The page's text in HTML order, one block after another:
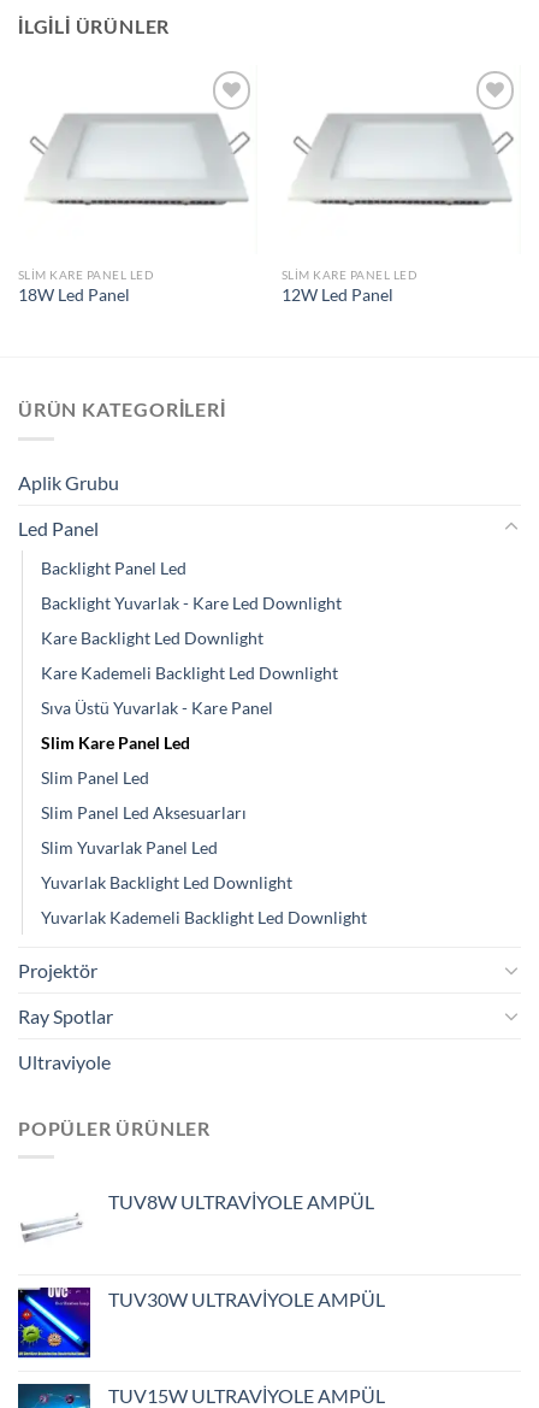
İLGILI ÜRÜNLER
İstek
Listeme
Ekle
SLIM KARE PANEL LED
18W Led Panel
İstek
Listeme
Ekle
SLIM KARE PANEL LED
12W Led Panel
ÜRÜN KATEGORILERI
Aplik Grubu
Led Panel
Backlight Panel Led
Backlight Yuvarlak - Kare Led Downlight
Kare Backlight Led Downlight
Kare Kademeli Backlight Led Downlight
Sıva Üstü Yuvarlak - Kare Panel
Slim Kare Panel Led
Slim Panel Led
Slim Panel Led Aksesuarları
Slim Yuvarlak Panel Led
Yuvarlak Backlight Led Downlight
Yuvarlak Kademeli Backlight Led Downlight
Projektör
Ray Spotlar
Ultraviyole
POPÜLER ÜRÜNLER
TUV8W ULTRAVİYOLE AMPÜL
TUV30W ULTRAVİYOLE AMPÜL
TUV15W ULTRAVİYOLE AMPÜL